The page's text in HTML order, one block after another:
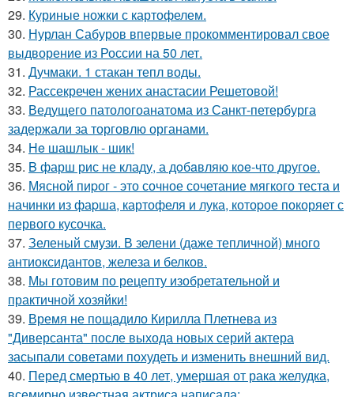
29. Куриные ножки с картофелем.
30. Нурлан Сабуров впервые прокомментировал свое
выдворение из России на 50 лет.
31. Дучмаки. 1 стакан тепл воды.
32. Рассекречен жених анастасии Решетовой!
33. Ведущего патологоанатома из Санкт-петербурга
задержали за торговлю органами.
34. Нe шашлык - шик!
35. B фарш рис не кладу, а дoбaвляю кoe-что другoe.
36. Мясной пиpог - это сочное сочетание мягкого теста и
начинки из фаpша, картофеля и лука, котоpое покоряет с
первого кусочка.
37. Зеленый смузи. В зелени (даже тепличной) много
антиоксидантов, железа и белков.
38. Мы готовим по рецепту изобретательной и
практичной хозяйки!
39. Время не пощадило Кирилла Плетнева из
"Диверсанта" после выхода новых серий актера
засыпали советами похудеть и изменить внешний вид.
40. Перед смертью в 40 лет, умершая от рака желудка,